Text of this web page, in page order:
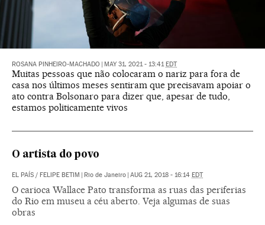
ROSANA PINHEIRO-MACHADO MAY 31, 2021 - 13:41 EDT
Muitas pessoas que não colocaram o nariz para fora de
casa nos últimos meses sentiram que precisavam apoiar o
ato contra Bolsonaro para dizer que, apesar de tudo,
estamos politicamente vivos
O artista do povo
EL PAÍS / FELIPE BETIM Rio de Janeiro AUG 21, 2018 - 16:14 EDT
O carioca Wallace Pato transforma as ruas das periferias
do Rio em museu a céu aberto. Veja algumas de suas
obras